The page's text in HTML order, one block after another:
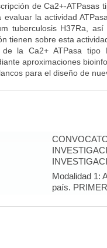
de Ca2+-ATPasas
evaluar la actividad
tuberculosis H37Ra,
tienen sobre esta
de la Ca2+ ATPasa tipo
aproximaciones
para el diseño de
Modalidad 1:
país.